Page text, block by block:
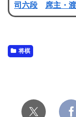
司六段
席主・
将棋